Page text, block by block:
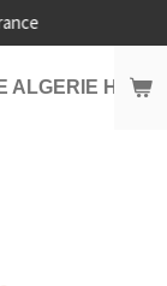
ALGERIE HORS